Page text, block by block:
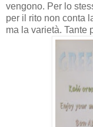
vengono. Per lo
per il rito non conta
ma la varietà. Tante